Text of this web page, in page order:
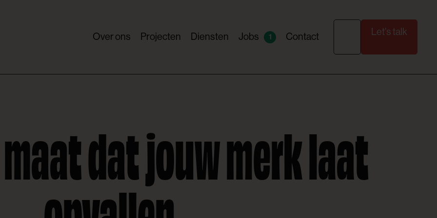
Over ons Projecten Diensten Jobs 1 Contact Let's talk
dat jouw merk laat